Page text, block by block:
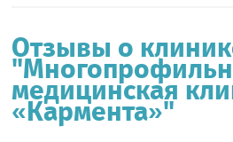
Отзывы о
медицинская
«Кармента»"